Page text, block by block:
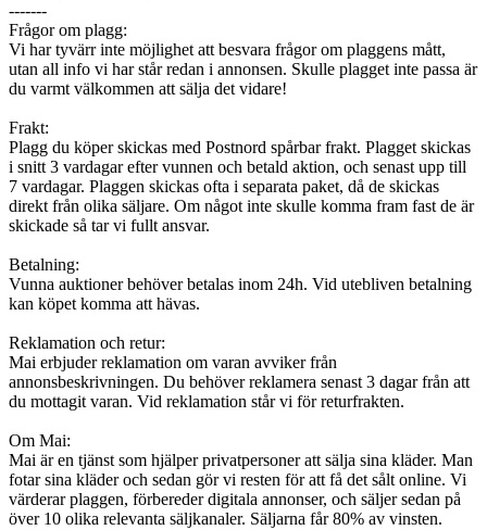
-------
Frågor om plagg:
Vi har tyvärr inte möjlighet att besvara frågor om plaggens mått,
utan all info vi har står redan i annonsen. Skulle plagget inte passa är
du varmt välkommen att sälja det vidare!
Frakt:
Plagg du köper skickas med Postnord spårbar frakt. Plagget skickas
i snitt 3 vardagar efter vunnen och betald aktion, och senast upp till
7 vardagar. Plaggen skickas ofta i separata paket, då de skickas
direkt från olika säljare. Om något inte skulle komma fram fast de är
skickade så tar vi fullt ansvar.
Betalning:
Vunna auktioner behöver betalas inom 24h. Vid utebliven betalning
kan köpet komma att hävas.
Reklamation och retur:
Mai erbjuder reklamation om varan avviker från
annonsbeskrivningen. Du behöver reklamera senast 3 dagar från att
du mottagit varan. Vid reklamation står vi för returfrakten.
Om Mai:
Mai är en tjänst som hjälper privatpersoner att sälja sina kläder. Man
fotar sina kläder och sedan gör vi resten för att få det sålt online. Vi
värderar plaggen, förbereder digitala annonser, och säljer sedan på
över 10 olika relevanta säljkanaler. Säljarna får 80% av vinsten.